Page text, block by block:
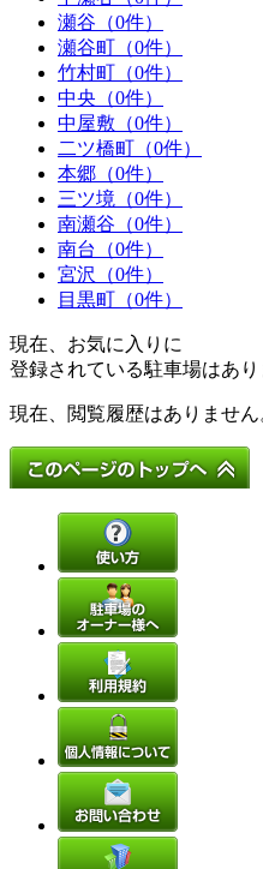
瀬谷（0件）
瀬谷町（0件）
竹村町（0件）
中央（0件）
中屋敷（0件）
二ツ橋町（0件）
本郷（0件）
三ツ境（0件）
南瀬谷（0件）
南台（0件）
宮沢（0件）
目黒町（0件）
現在、お気に入りに
登録されている駐車場はあり
現在、閲覧履歴はありません